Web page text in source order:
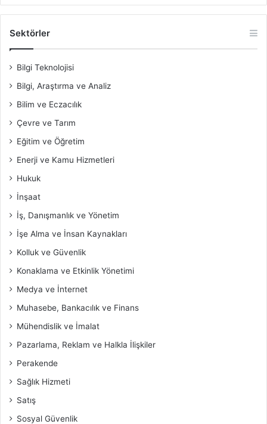
Sektörler
Bilgi Teknolojisi
Bilgi, Araştırma ve Analiz
Bilim ve Eczacılık
Çevre ve Tarım
Eğitim ve Öğretim
Enerji ve Kamu Hizmetleri
Hukuk
İnşaat
İş, Danışmanlık ve Yönetim
İşe Alma ve İnsan Kaynakları
Kolluk ve Güvenlik
Konaklama ve Etkinlik Yönetimi
Medya ve İnternet
Muhasebe, Bankacılık ve Finans
Mühendislik ve İmalat
Pazarlama, Reklam ve Halkla İlişkiler
Perakende
Sağlık Hizmeti
Satış
Sosyal Güvenlik